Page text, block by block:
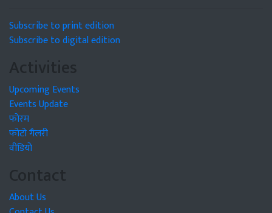
Subscribe to print edition
Subscribe to digital edition
Activities
Upcoming Events
Events Update
फोरम
फोटो गैलरी
वीडियो
Contact
About Us